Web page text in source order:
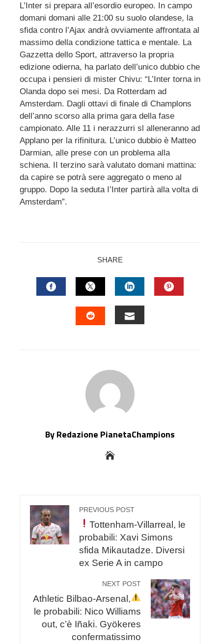
L’Inter si prepara all’esordio europeo. In campo
domani domani alle 21:00 su suolo olandese, la
sfida contro l’Ajax andrà ovviamente affrontata al
massimo della condizione tattica e mentale. La
Gazzetta dello Sport, attraverso la propria
edizione odierna, ha parlato dell’unico dubbio che
occupa i pensieri di mister Chivu: “L’Inter torna in
Olanda dopo sei mesi. Da Rotterdam ad
Amsterdam. Dagli ottavi di finale di Champlons
dell’anno scorso alla prima gara della fase
campionato. Alle 11 i nerazzurri sl alleneranno ad
Applano per la rifinitura. L’unico dubbio è Matteo
Darmian, alle prese con un problema alla
schiena. II terzino sarà valutato domani mattina:
da capire se potrà sere aggregato o meno al
gruppo. Dopo la seduta I’Inter partirà alla volta di
Amsterdam”.
SHARE
FACEBOOKTWITTERLINKEDIN
By Redazione PianetaChampions
PREVIOUS POST
Tottenham-Villarreal, le
probabili: Xavi Simons
sfida Mikautadze. Diversi
ex Serie A in campo
NEXT POST
Athletic Bilbao-Arsenal,
le probabili: Nico Williams
out, c’è Iñaki. Gyökeres
confermatissimo